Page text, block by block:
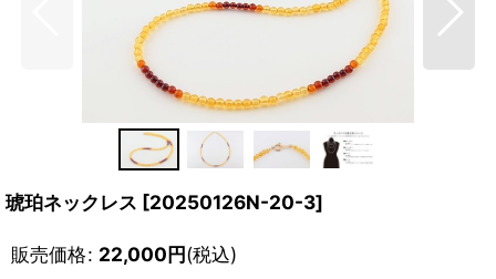
琥珀ネックレス [20250126N-20-3]
販売価格: 22,000円(税込)